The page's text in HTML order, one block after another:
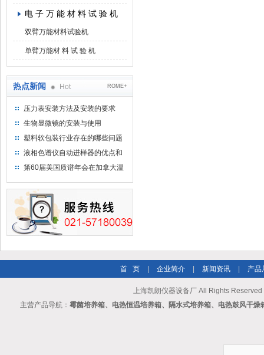
电 子 万 能 材 料 试 验 机
双臂万能材料试验机
单臂万能材 料 试 验 机
热点新闻 Hot ROME+
压力表安装方法及安装的要求
生物显微镜的安装与使用
塑料软包装行业存在的哪些问题
液相色谱仪自动进样器的优点和
维护
第60届美国质谱年会在加拿大温
首 页 企业简介 新闻资讯 产品
上海凯朗仪器设备厂 All Rights Reserved
主营产品导航： 霉菌培养箱、电热恒温培养箱、隔水式培养箱、电热鼓风干